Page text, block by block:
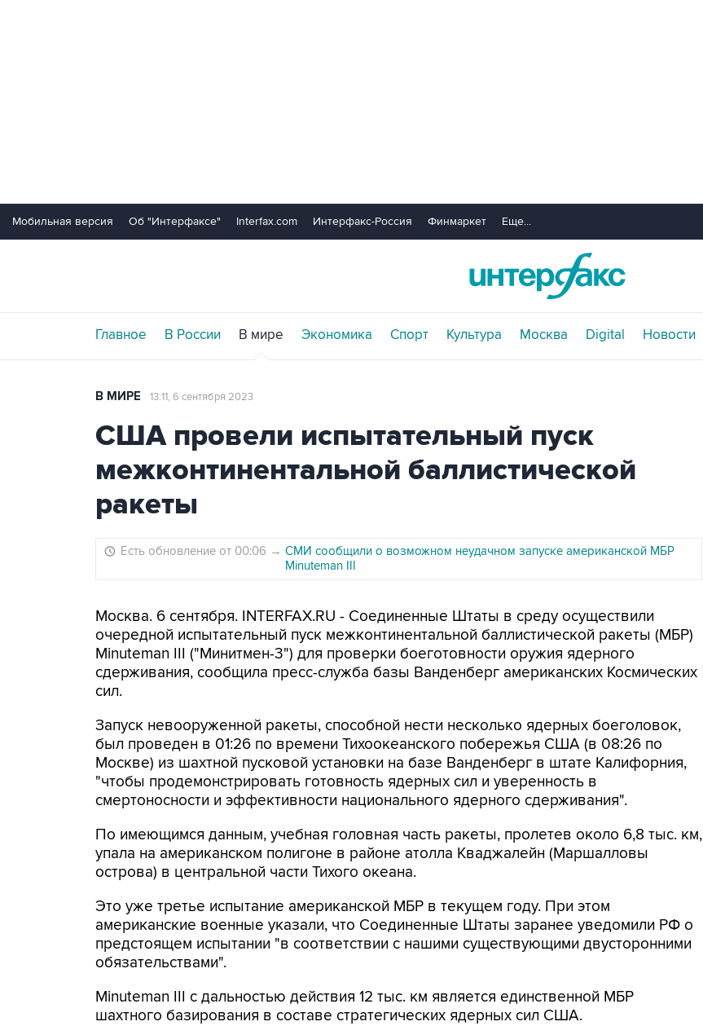
Мобильная версия Об "Интерфаксе" Interfax.com Интерфакс-Россия Финмаркет Еще...
Главное В России В мире Экономика Спорт Культура Москва Digital Новости
В МИРЕ 13:11, 6 сентября 2023
США провели испытательный пуск
межконтинентальной баллистической
ракеты
Есть обновление от 00:06 → СМИ сообщили о возможном неудачном запуске американской МБР
Minuteman III
Москва. 6 сентября. INTERFAX.RU - Соединенные Штаты в среду осуществили
очередной испытательный пуск межконтинентальной баллистической ракеты (МБР)
Minuteman III ("Минитмен-3") для проверки боеготовности оружия ядерного
сдерживания, сообщила пресс-служба базы Ванденберг американских Космических
сил.
Запуск невооруженной ракеты, способной нести несколько ядерных боеголовок,
был проведен в 01:26 по времени Тихоокеанского побережья США (в 08:26 по
Москве) из шахтной пусковой установки на базе Ванденберг в штате Калифорния,
"чтобы продемонстрировать готовность ядерных сил и уверенность в
смертоносности и эффективности национального ядерного сдерживания".
По имеющимся данным, учебная головная часть ракеты, пролетев около 6,8 тыс. км,
упала на американском полигоне в районе атолла Кваджалейн (Маршалловы
острова) в центральной части Тихого океана.
Это уже третье испытание американской МБР в текущем году. При этом
американские военные указали, что Соединенные Штаты заранее уведомили РФ о
предстоящем испытании "в соответствии с нашими существующими двусторонними
обязательствами".
Minuteman III с дальностью действия 12 тыс. км является единственной МБР
шахтного базирования в составе стратегических ядерных сил США.